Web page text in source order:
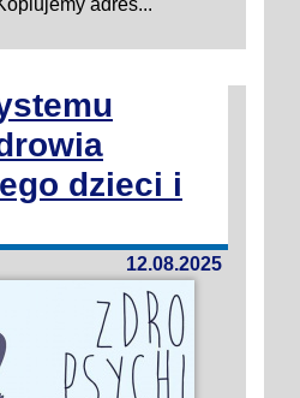
adres...
dzieci i
12.08.2025